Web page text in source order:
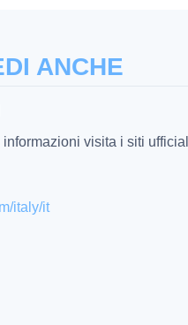
ANCHE
visita i siti
italy/it